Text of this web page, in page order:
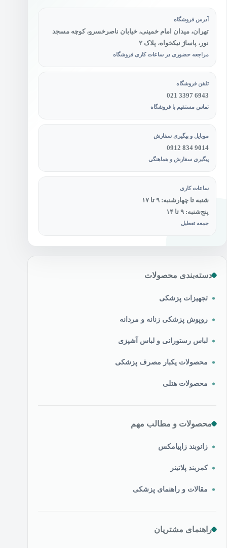
آدرس فروشگاه
تهران، میدان امام خمینی، خیابان ناصرخسرو، کوچه مسجد
نور، پاساژ نیکخواه، پلاک ۲
مراجعه حضوری در ساعات کاری فروشگاه
تلفن فروشگاه
021 3397 6943
تماس مستقیم با فروشگاه
موبایل و پیگیری سفارش
0912 834 9014
پیگیری سفارش و هماهنگی
ساعات کاری
شنبه تا چهارشنبه: ۹ تا ۱۷
پنج‌شنبه: ۹ تا ۱۴
جمعه تعطیل
دسته‌بندی محصولات
تجهیزات پزشکی
روپوش پزشکی زنانه و مردانه
لباس رستورانی و لباس آشپزی
محصولات یکبار مصرف پزشکی
محصولات هتلی
محصولات و مطالب مهم
زانوبند زاپیامکس
کمربند پلاتینر
مقالات و راهنمای پزشکی
راهنمای مشتریان